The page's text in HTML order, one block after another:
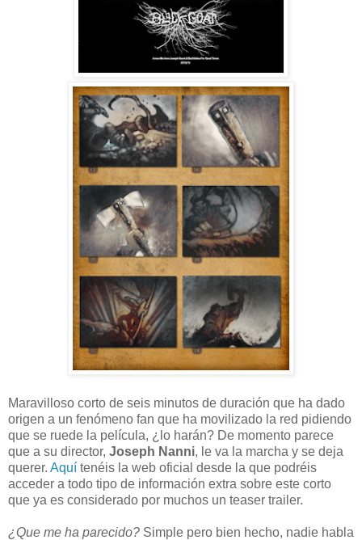
Maravilloso corto de seis minutos de duración que ha dado
origen a un fenómeno fan que ha movilizado la red pidiendo
que se ruede la película, ¿lo harán? De momento parece
que a su director, Joseph Nanni, le va la marcha y se deja
querer. Aquí tenéis la web oficial desde la que podréis
acceder a todo tipo de información extra sobre este corto
que ya es considerado por muchos un teaser trailer.
¿Que me ha parecido? Simple pero bien hecho, nadie habla